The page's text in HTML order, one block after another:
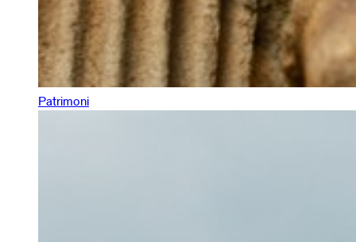
Patrimoni